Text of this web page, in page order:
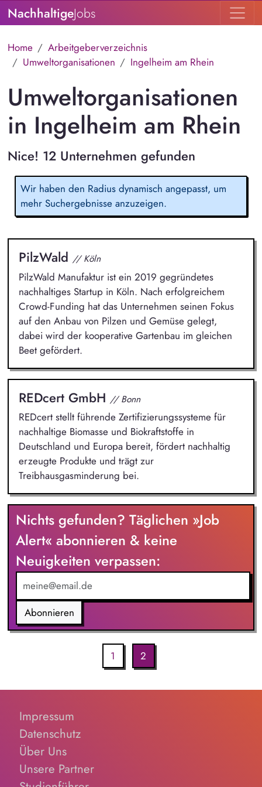
NachhaltigeJobs
Home
Arbeitgeberverzeichnis
Umweltorganisationen
Ingelheim am Rhein
Umweltorganisationen
in Ingelheim am Rhein
Nice! 12 Unternehmen gefunden
Wir haben den Radius dynamisch angepasst, um
mehr Suchergebnisse anzuzeigen.
PilzWald // Köln
PilzWald Manufaktur ist ein 2019 gegründetes
nachhaltiges Startup in Köln. Nach erfolgreichem
Crowd-Funding hat das Unternehmen seinen Fokus
auf den Anbau von Pilzen und Gemüse gelegt,
dabei wird der kooperative Gartenbau im gleichen
Beet gefördert.
REDcert GmbH // Bonn
REDcert stellt führende Zertifizierungssysteme für
nachhaltige Biomasse und Biokraftstoffe in
Deutschland und Europa bereit, fördert nachhaltig
erzeugte Produkte und trägt zur
Treibhausgasminderung bei.
Nichts gefunden? Täglichen »Job
Alert« abonnieren & keine
Neuigkeiten verpassen:
Abonnieren
1 2
Impressum
Datenschutz
Über Uns
Unsere Partner